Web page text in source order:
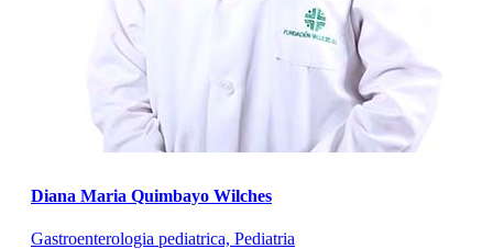
Diana Maria Quimbayo Wilches
Gastroenterologia pediatrica, Pediatria